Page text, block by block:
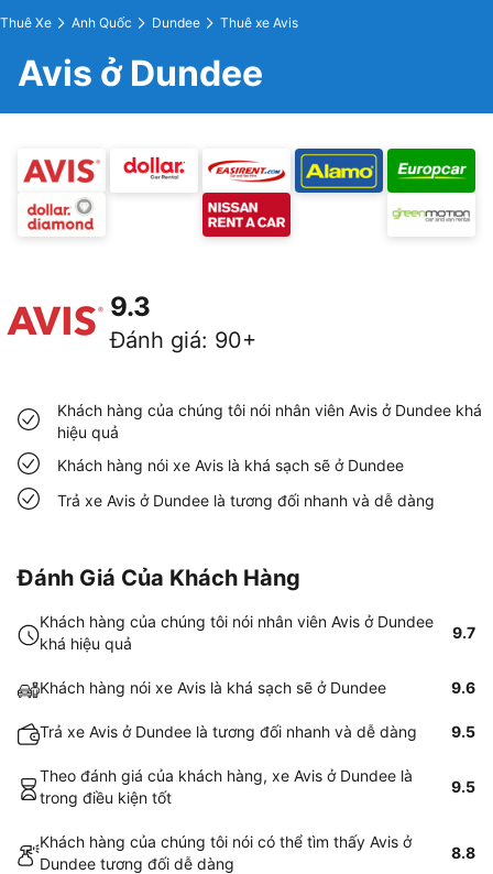
Thuê Xe Anh Quốc Dundee Thuê xe Avis
Avis ở Dundee
9.3
Đánh giá: 90+
Khách hàng của chúng tôi nói nhân viên Avis ở Dundee khá
hiệu quả
Khách hàng nói xe Avis là khá sạch sẽ ở Dundee
Trả xe Avis ở Dundee là tương đối nhanh và dễ dàng
Đánh Giá Của Khách Hàng
Khách hàng của chúng tôi nói nhân viên Avis ở Dundee
khá hiệu quả
9.7
Khách hàng nói xe Avis là khá sạch sẽ ở Dundee 9.6
Trả xe Avis ở Dundee là tương đối nhanh và dễ dàng 9.5
Theo đánh giá của khách hàng, xe Avis ở Dundee là
trong điều kiện tốt
9.5
Khách hàng của chúng tôi nói có thể tìm thấy Avis ở
Dundee tương đối dễ dàng
8.8